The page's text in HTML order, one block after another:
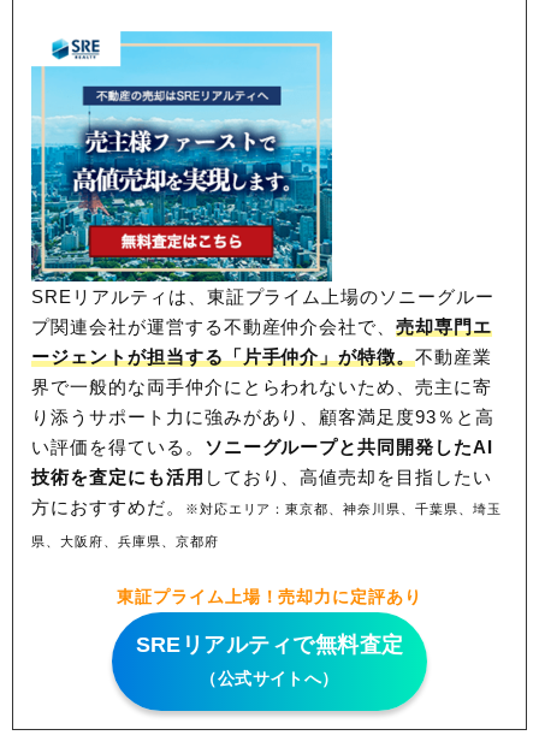
SREリアルティは、東証プライム上場のソニーグルー
プ関連会社が運営する不動産仲介会社で、売却専門エ
ージェントが担当する「片手仲介」が特徴。不動産業
界で一般的な両手仲介にとらわれないため、売主に寄
り添うサポート力に強みがあり、顧客満足度93％と高
い評価を得ている。 ソニーグループと共同開発したAI
技術を査定にも活用 しており、高値売却を目指したい
方におすすめだ。
※対応エリア：東京都、神奈川県、千葉県、埼玉
県、大阪府、兵庫県、京都府
東証プライム上場！売却力に定評あり
SREリアルティで無料査定
（公式サイトへ）